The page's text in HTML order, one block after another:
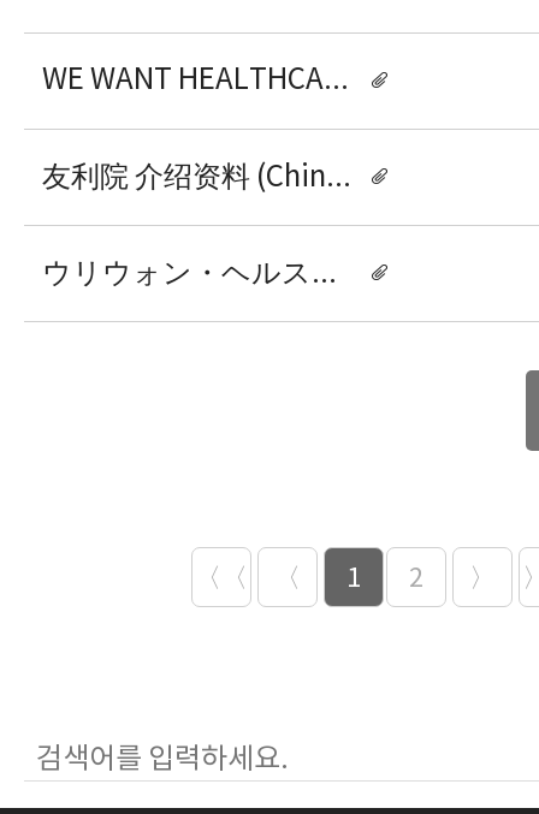
WE WANT HEALTHCARE Introduction (English)
友利院 介绍资料 (Chinese)
ウリウォン・ヘルスケアの 紹介資料 (Japanese)
〈〈 〈 1 2 〉